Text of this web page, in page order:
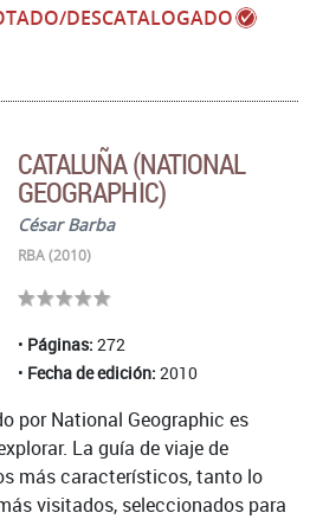
DESCATALOGADO
CATALUÑA (NATIONAL
GEOGRAPHIC)
César Barba
RBA (2010)
Páginas: 272
Fecha de edición: 2010
por National Geographic es
La guía de viaje de
más característicos, tanto lo
visitados, seleccionados para